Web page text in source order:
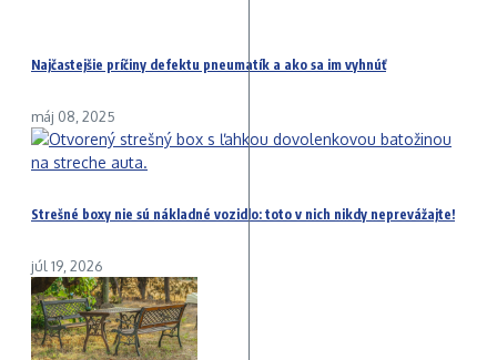
Najčastejšie príčiny defektu pneumatík a ako sa im vyhnúť
máj 08, 2025
Strešné boxy nie sú nákladné vozidlo: toto v nich nikdy neprevážajte!
júl 19, 2026